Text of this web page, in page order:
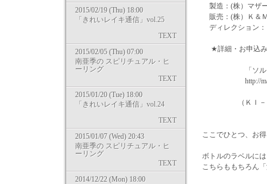
2015/02/19 (Thu) 18:00
「きれいレイキ通信」vol.25
TEXT
2015/02/05 (Thu) 07:00
南亜季の スピリチュアル・ヒ
ーリング
TEXT
2015/01/20 (Tue) 18:00
「きれいレイキ通信」vol.24
TEXT
2015/01/07 (Wed) 20:43
南亜季の スピリチュアル・ヒ
ーリング
TEXT
2014/12/22 (Mon) 18:00
製造：(株）マザ
販売：(株）Ｋ＆
ディレクション
★詳細・お申込み
「ソルシエス
http://
（ＫＩ－ＹＡ
ここでひとつ、お
ボトルのラベルに
こちらももちろん